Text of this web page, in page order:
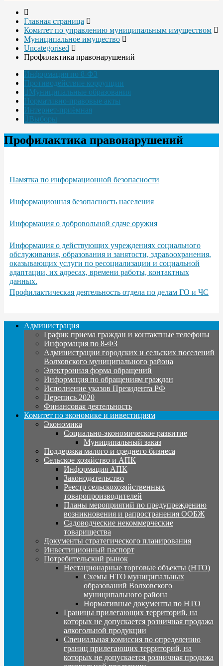
Главная страница
Комитет по управлению муниципальным имуществом
Муниципальное имущество
Uncategorised
Профилактика правонарушений
Информация по 8-ФЗ
Противодействие коррупции
Муниципальные образования
Нормативно-правовые акты
Интернет-приёмная
Выборы
Профилактика правонарушений
Памятка по информационной безопасности
Информационная безопасность населения
Информация о добровольной сдаче оружия
Информация о действующих учреждениях социального
обслуживания, образования и занятости, здравоохранения,
оказывающих услуги по ресоциализации и социальной
адаптации, их адресах, времени работы, контактных
данных.
Профилактическая деятельность отдела по делам ГО и ЧС
Администрация
График приема граждан и контактные телефоны
Информация по 8-ФЗ
Администрации городских и сельских поселений
Волховского муниципального района
Электронная форма обращений
Информация по обращениям граждан
Исполнение указов Президента РФ
Перепись 2020
Финансовая деятельность
Комитет по экономике и инвестициям
Экономика
Социально-экономическое развитие
Муниципальный заказ
Поддержка малого и среднего бизнеса
Сельское хозяйство и АПК
Информация АПК
Законодательство
Реестр сельскохозяйственных
товаропроизводителей
Планы мероприятий по предупреждению
возникновения и рапространения ООБЖ
Садоводческие некоммерческие
товарищества
Документы стратегического планирования
Инвестиционный паспорт
Потребительский рынок
Нестационарные торговые объекты (НТО)
Схемы НТО муниципальных
образований Волховского
муниципального района
Нормативные документы по НТО
Границы прилегающих территорий, на
которых не допускается розничная продажа
алкогольной продукции
Специальная комиссия по определению
границ прилегающих территорий, на
которых не допускается розничная продажа